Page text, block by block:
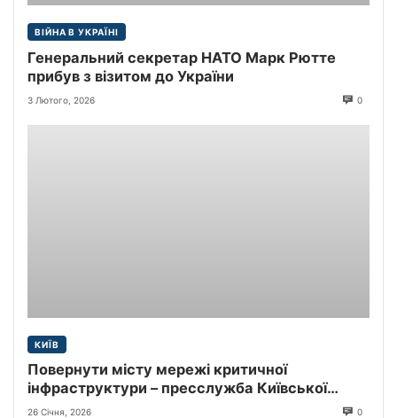
ВІЙНА В УКРАЇНІ
Генеральний секретар НАТО Марк Рютте
прибув з візитом до України
3 Лютого, 2026 0
КИЇВ
Повернути місту мережі критичної
інфраструктури – пресслужба Київської
міської прокуратури
26 Січня, 2026 0